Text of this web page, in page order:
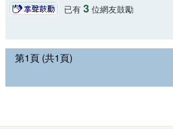
已有 3位網友鼓勵
第1頁 (共1頁)